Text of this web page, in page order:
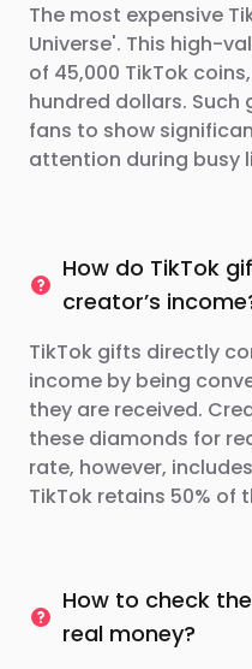
The most expensive
Universe'. This high-
of 45,000 TikTok
hundred dollars.
fans to show
attention during busy
How do TikTok
creator’s
TikTok gifts directly
income by being
they are received.
these diamonds for
rate, however,
TikTok retains 50% of
How to check
real money?